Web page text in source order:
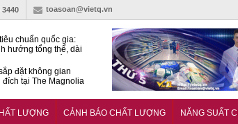
3440 toasoan@vietq.vn
chuẩn quốc gia:
hướng tổng thể, dài
đặt không gian
đích tại The Magnolia
cũ nhập khẩu?
LƯỢNG CẢNH BÁO CHẤT LƯỢNG NĂNG SUẤT